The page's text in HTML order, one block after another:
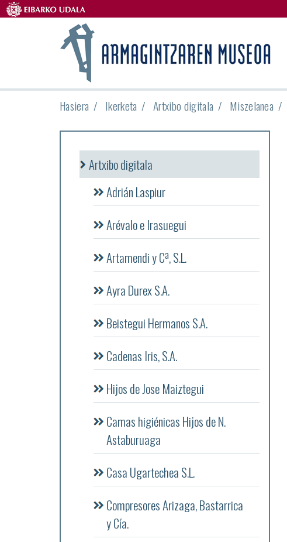
Hasiera Ikerketa Artxibo digitala Miszelanea
Artxibo digitala
Adrián Laspiur
Arévalo e Irasuegui
Artamendi y Cª, S.L.
Ayra Durex S.A.
Beistegui Hermanos S.A.
Cadenas Iris, S.A.
Hijos de Jose Maiztegui
Camas higiénicas Hijos de N.
Astaburuaga
Casa Ugartechea S.L.
Compresores Arizaga, Bastarrica
y Cía.